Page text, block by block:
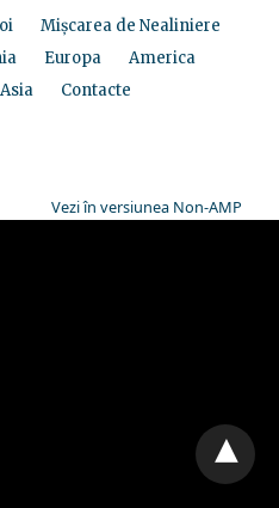
Mișcarea de Nealiniere
Europa
America
Asia Contacte
Vezi în versiunea Non-AMP